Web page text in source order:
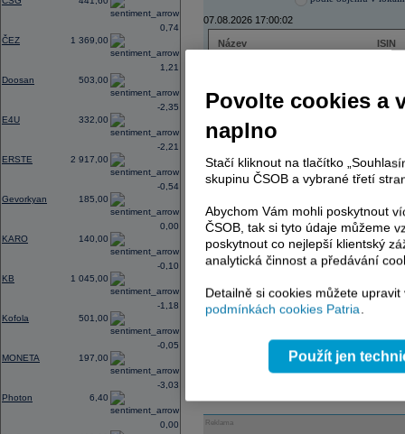
ČEZ 1 369,00
0,74
Doosan 503,00
1,21
E4U 332,00
-2,35
ERSTE 2 917,00
-2,21
Gevorkyan 185,00
-0,54
KARO 140,00
0,00
KB 1 045,00
-0,10
Kofola 501,00
-1,18
MONETA 197,00
-0,05
Photon 6,40
-3,03
0,00
07.08.2026 17:00:02
Název
ISIN
ERSTE BANK
TMR
AD index - vývoj
Region
Reklama
Povolte cookies a
naplno
Stačí kliknout na tlačítko
skupinu ČSOB a vybrané třetí
Abychom Vám mohli poskytnout
ČSOB, tak si tyto údaje můžeme
poskytnout co nejlepší klientský
analytická činnost a předávání
Detailně si cookies můžete
podmínkách cookies Patria.
Použít jen